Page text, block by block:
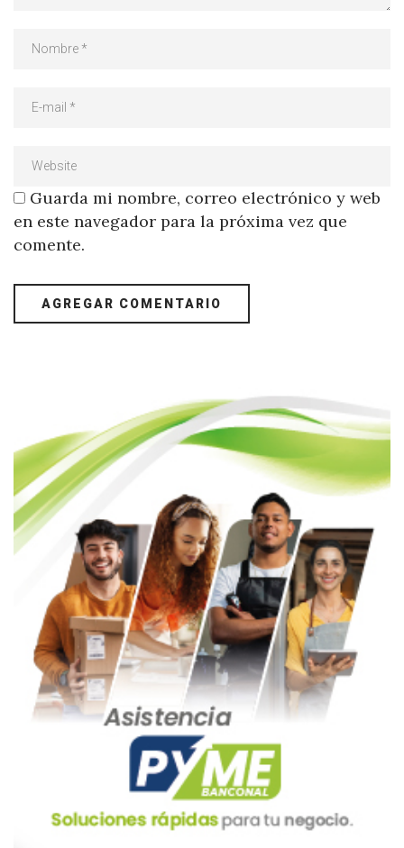
Guarda mi nombre, correo electrónico y web
en este navegador para la próxima vez que
comente.